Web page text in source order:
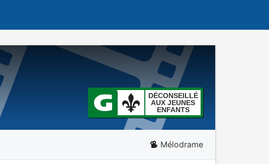
DÉCONSEILLÉ
AUX JEUNES
ENFANTS
Mélodrame